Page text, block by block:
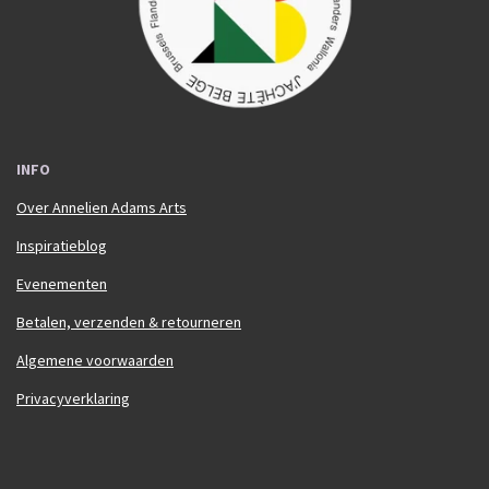
INFO
Over Annelien Adams Arts
Inspiratieblog
Evenementen
Betalen, verzenden & retourneren
Algemene voorwaarden
Privacyverklaring